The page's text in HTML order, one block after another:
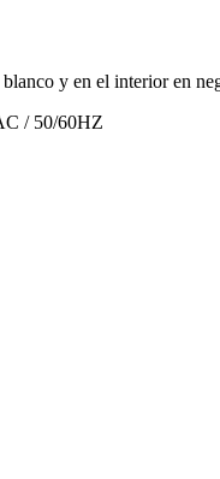
y en el interior en
/ 50/60HZ